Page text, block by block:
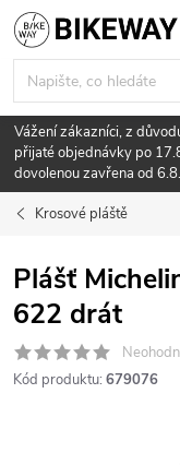
Přejít
na
obsah
Vážení zákazníci, z
přijaté objednávky po
dovolenou zavřena od
Krosové pláště
Plášť
622 drát
Kód produktu: 679076